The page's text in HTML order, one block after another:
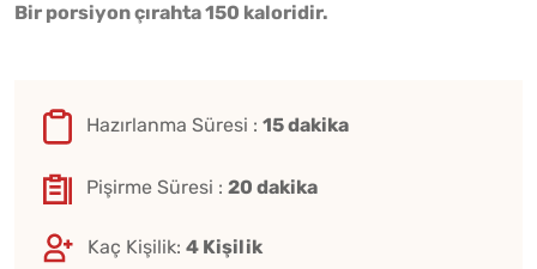
Bir porsiyon çırahta 150 kaloridir.
Hazırlanma Süresi : 15 dakika
Pişirme Süresi : 20 dakika
Kaç Kişilik: 4 Kişilik